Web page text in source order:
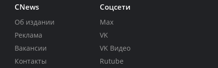
CNews
Об издании
Реклама
Вакансии
Контакты
Соцсети
Max
VK
VK Видео
Rutube